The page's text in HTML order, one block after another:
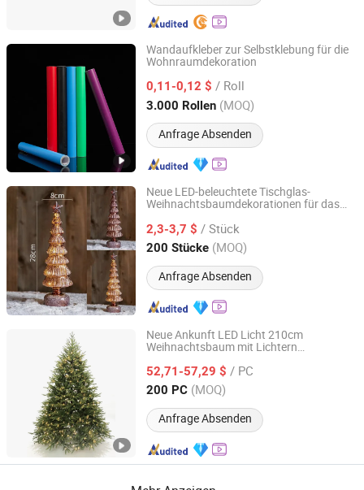
Wandaufkleber zur Selbstklebung für die
Wohnraumdekoration
0,11-0,12 $ / Roll
3.000 Rollen (MOQ)
Anfrage Absenden
WEN ZHOU CITY JIAFENG COMPOSITE MATERIAL CO.,
Zhejiang, China Seit 2020
Neue LED-beleuchtete Tischglas-
Weihnachtsbaumdekorationen für das
2,3-3,7 $ / Stück
200 Stücke (MOQ)
Anfrage Absenden
Baoying County Tongxingyong Glass Crafts Factory
Jiangsu, China Seit 2025
Neue Ankunft LED Licht 210cm
Weihnachtsbaum mit Lichtern
52,71-57,29 $ / PC
200 PC (MOQ)
Anfrage Absenden
Yiwu Shuangyuan Christmas Artware Co., Ltd.
Zhejiang, China Seit 2020